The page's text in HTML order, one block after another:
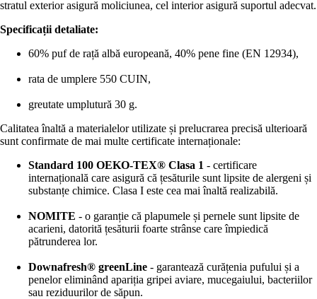
stratul exterior asigură moliciunea, cel interior asigură suportul adecvat.
Specificații detaliate:
60% puf de rață albă europeană, 40% pene fine (EN 12934),
rata de umplere 550 CUIN,
greutate umplutură 30 g.
Calitatea înaltă a materialelor utilizate și prelucrarea precisă ulterioară
sunt confirmate de mai multe certificate internaționale:
Standard 100 OEKO-TEX® Clasa 1 - certificare
internațională care asigură că țesăturile sunt lipsite de alergeni și
substanțe chimice. Clasa I este cea mai înaltă realizabilă.
NOMITE - o garanție că plapumele și pernele sunt lipsite de
acarieni, datorită țesăturii foarte strânse care împiedică
pătrunderea lor.
Downafresh® greenLine - garantează curățenia pufului și a
penelor eliminând apariția gripei aviare, mucegaiului, bacteriilor
sau reziduurilor de săpun.